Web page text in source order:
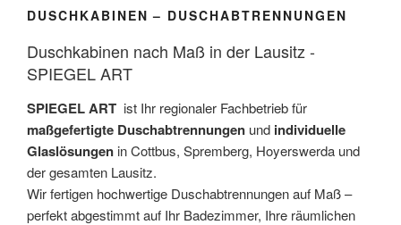
DUSCHKABINEN – DUSCHABTRENNUNGEN
Duschkabinen nach Maß in der Lausitz -
SPIEGEL ART
SPIEGEL ART ist Ihr regionaler Fachbetrieb für
maßgefertigte Duschabtrennungen und individuelle
Glaslösungen in Cottbus, Spremberg, Hoyerswerda und
der gesamten Lausitz.
Wir fertigen hochwertige Duschabtrennungen auf Maß –
perfekt abgestimmt auf Ihr Badezimmer, Ihre räumlichen